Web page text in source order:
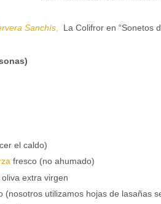
Sanchís La Colifror en “Sonetos
el caldo)
fresco (no ahumado)
extra virgen
(nosotros utilizamos hojas de lasañas